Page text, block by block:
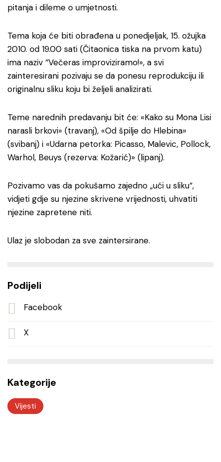
pitanja i dileme o umjetnosti.
Tema koja će biti obrađena u ponedjeljak, 15. ožujka
2010. od 19.00 sati (Čitaonica tiska na prvom katu)
ima naziv “Večeras improviziramo!», a svi
zainteresirani pozivaju se da ponesu reprodukciju ili
originalnu sliku koju bi željeli analizirati.
Teme narednih predavanju bit će: «Kako su Mona Lisi
narasli brkovi» (travanj), «Od špilje do Hlebina»
(svibanj) i «Udarna petorka: Picasso, Malevic, Pollock,
Warhol, Beuys (rezerva: Kožarić)» (lipanj).
Pozivamo vas da pokušamo zajedno „ući u sliku“,
vidjeti gdje su njezine skrivene vrijednosti, uhvatiti
njezine zapretene niti.
Ulaz je slobodan za sve zaintersirane.
Podijeli
Facebook
X
Kategorije
Vijesti